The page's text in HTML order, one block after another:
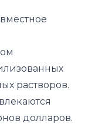
растворов.
долларов.